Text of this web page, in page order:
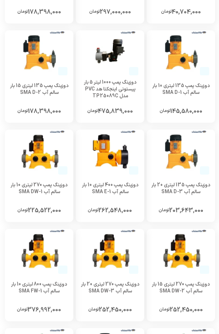
40,704,000تومان 297,000,000تومان 178,398,000تومان
دوزینگ پمپ 135 لیتری 10 بار
سالم آب SMA D-1
145,580,000تومان
دوزینگ پمپ 1000 لیتر 5 بار
پیستونی اینجکتا هد PVC
مدل TP25089C
475,839,000تومان
دوزینگ پمپ 135 لیتری 15 بار
سالم آب SMA D-2
178,398,000تومان
دوزینگ پمپ 135 لیتری 20 بار
سالم آب SMA D-3
203,643,000تومان
دوزینگ پمپ 400 لیتری 10 بار
سالم آب SMA E-1
262,548,000تومان
دوزینگ پمپ 270 لیتری 10 بار
سالم آب SMA DW-1
225,522,000تومان
دوزینگ پمپ 270 لیتری 15 بار
سالم آب SMA DW-2
252,450,000تومان
دوزینگ پمپ 270 لیتری 20 بار
سالم آب SMA DW-3
252,450,000تومان
دوزینگ پمپ 800 لیتری 10 بار
سالم آب SMA FW-1
376,992,000تومان